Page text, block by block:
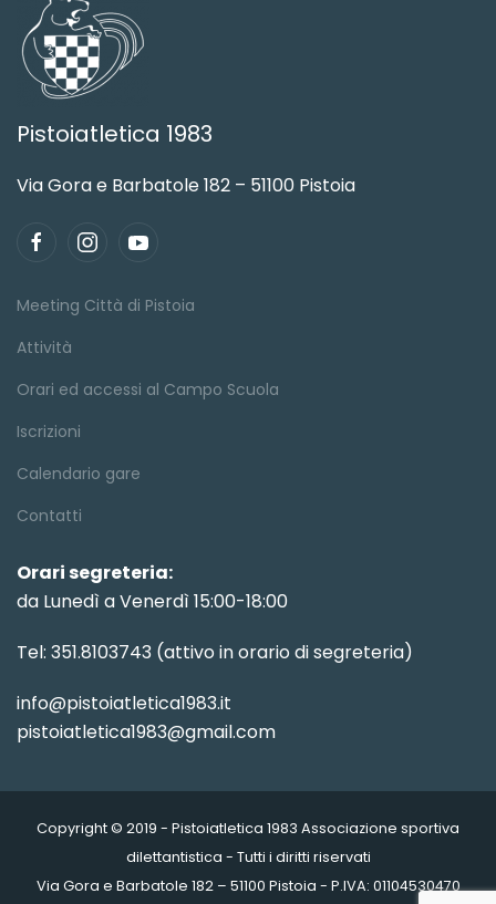
Pistoiatletica 1983
Via Gora e Barbatole 182 – 51100 Pistoia
Meeting Città di Pistoia
Attività
Orari ed accessi al Campo Scuola
Iscrizioni
Calendario gare
Contatti
Orari segreteria:
da Lunedì a Venerdì 15:00-18:00
Tel: 351.8103743 (attivo in orario di segreteria)
info@pistoiatletica1983.it
pistoiatletica1983@gmail.com
Copyright © 2019 - Pistoiatletica 1983 Associazione sportiva
dilettantistica - Tutti i diritti riservati
Via Gora e Barbatole 182 – 51100 Pistoia - P.IVA: 01104530470